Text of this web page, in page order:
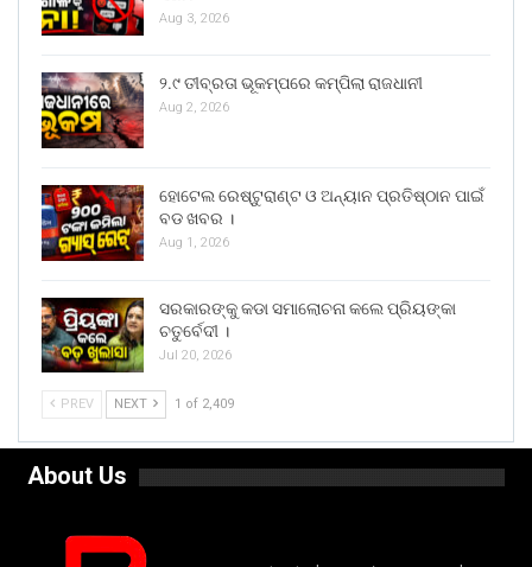
Aug 3, 2026
୨.୯ ତୀବ୍ରତା ଭୂକମ୍ପରେ କମ୍ପିଲା ରାଜଧାନୀ
Aug 2, 2026
ହୋଟେଲ ରେଷ୍ଟୁରାଣ୍ଟ ଓ ଅନ୍ୟାନ ପ୍ରତିଷ୍ଠାନ ପାଇଁ
ବଡ ଖବର ।
Aug 1, 2026
ସରକାରଙ୍କୁ କଡା ସମାଲୋଚନା କଲେ ପ୍ରିୟଙ୍କା
ଚତୁର୍ବେଦୀ ।
Jul 20, 2026
PREV NEXT 1 of 2,409
About Us